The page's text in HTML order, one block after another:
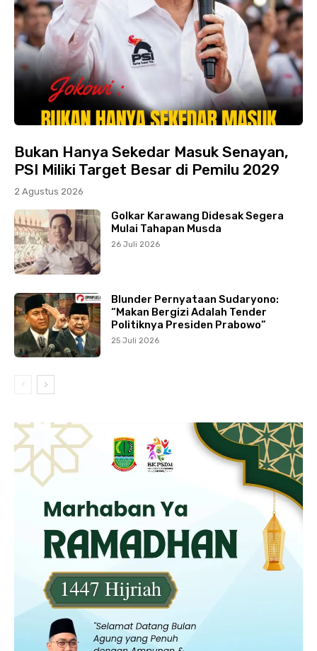
Bukan Hanya Sekedar Masuk Senayan,
PSI Miliki Target Besar di Pemilu 2029
2 Agustus 2026
Golkar Karawang Didesak Segera
Mulai Tahapan Musda
26 Juli 2026
Blunder Pernyataan Sudaryono:
“Makan Bergizi Adalah Tender
Politiknya Presiden Prabowo”
25 Juli 2026